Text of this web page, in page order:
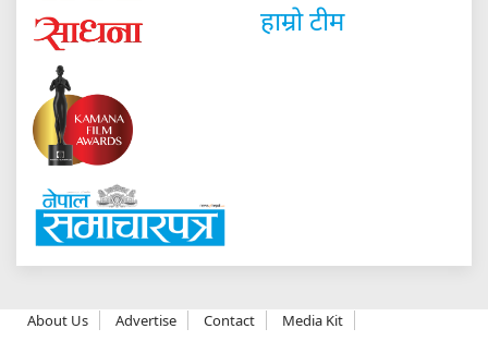
हाम्रो टीम
About Us Advertise Contact Media Kit